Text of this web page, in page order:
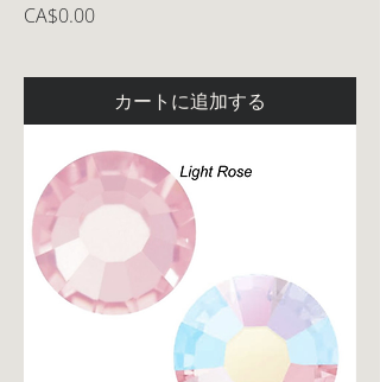
価格
CA$0.00
カートに追加する